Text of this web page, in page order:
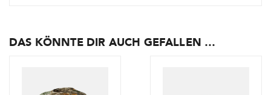
DAS KÖNNTE DIR AUCH GEFALLEN …